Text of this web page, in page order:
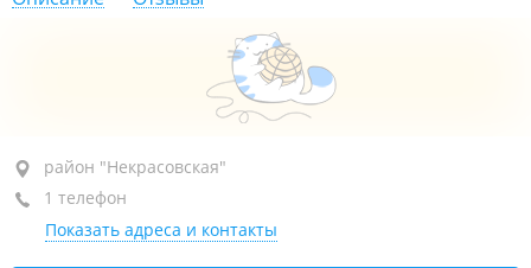
район "Некрасовская", ул. Некрасовская, 98
оф. 73
+7 (423) 266-38-38
район "Некрасовская"
1 телефон
Показать адреса и контакты